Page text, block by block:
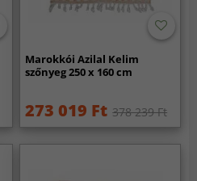
Marokkói Azilal Kelim
szőnyeg 250 x 160 cm
273 019 Ft 378 239 Ft